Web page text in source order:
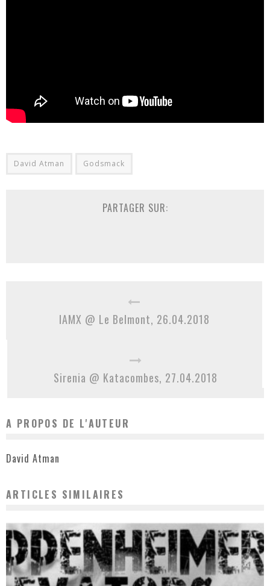
David Atman Godsmack
PARTAGER SUR:
IAMX @ Le Belmont, 26.04.2018
Sirenia @ Katacombes, 27.04.2018
A PROPOS DE L'AUTEUR
David Atman
ARTICLES SIMILAIRES